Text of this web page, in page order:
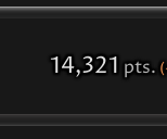
14,321 pts.